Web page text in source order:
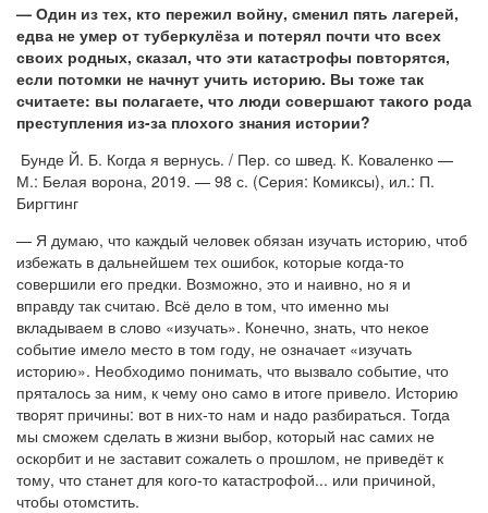
— Один из тех, кто пережил войну, сменил пять лагерей,
едва не умер от туберкулёза и потерял почти что всех
своих родных, сказал, что эти катастрофы повторятся,
если потомки не начнут учить историю. Вы тоже так
считаете: вы полагаете, что люди совершают такого рода
преступления из-за плохого знания истории?
Бунде Й. Б. Когда я вернусь. / Пер. со швед. К. Коваленко —
М.: Белая ворона, 2019. — 98 с. (Серия: Комиксы), ил.: П.
Биргтинг
— Я думаю, что каждый человек обязан изучать историю, чтоб
избежать в дальнейшем тех ошибок, которые когда-то
совершили его предки. Возможно, это и наивно, но я и
вправду так считаю. Всё дело в том, что именно мы
вкладываем в слово «изучать». Конечно, знать, что некое
событие имело место в том году, не означает «изучать
историю». Необходимо понимать, что вызвало событие, что
пряталось за ним, к чему оно само в итоге привело. Историю
творят причины: вот в них-то нам и надо разбираться. Тогда
мы сможем сделать в жизни выбор, который нас самих не
оскорбит и не заставит сожалеть о прошлом, не приведёт к
тому, что станет для кого-то катастрофой... или причиной,
чтобы отомстить.